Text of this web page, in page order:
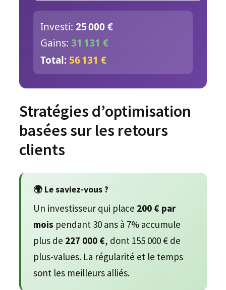
Investi: 25 000 €
Gains: 31 131 €
Total: 56 131 €
Stratégies d’optimisation
basées sur les retours
clients
🌍 Le saviez-vous ?
Un investisseur qui place 200 € par
mois pendant 30 ans à 7% accumule
plus de 227 000 €, dont 155 000 € de
plus-values. La régularité et le temps
sont les meilleurs alliés.